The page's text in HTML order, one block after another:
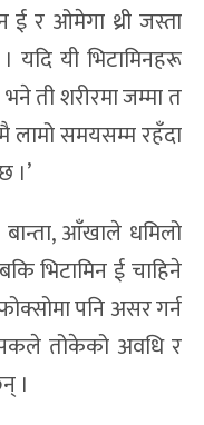
ई र ओमेगा थ्री जस्ता
यदि यी भिटामिनहरू
ती शरीरमा जम्मा त
लामो समयसम्म रहँदा
।’
आँखाले धमिलो
भिटामिन ई चाहिने
पनि असर गर्न
तोकेको अवधि र
।